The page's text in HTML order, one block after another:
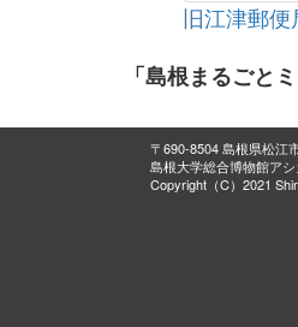
旧江津郵便
「島根まるごと
〒690-8504 島根県松江
島根大学総合博物館ア
Copyright（C）2021